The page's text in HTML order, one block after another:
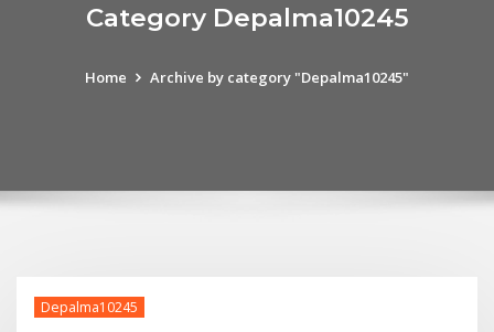
Category Depalma10245
Home Archive by category "Depalma10245"
Depalma10245